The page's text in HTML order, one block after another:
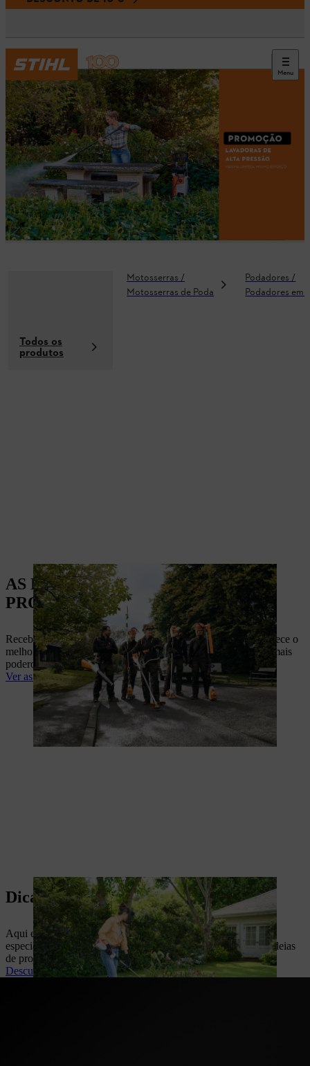
Menu
Todos os
produtos
Motosserras /
Motosserras de Poda
Podadores /
Podadores em
AS NOSSAS SOLUÇÕES PARA
PROFISSIONAIS
Receba o conhecimento dos nossos especialistas - Porque merece o
melhor aconselhamento e serviço na escolha das ferramentas mais
poderosas para cada tarefa.
Ver as nossas soluções profissionais
Dicas sobre jardim e ferramentas
Aqui encontrará dicas úteis de aplicação, recomendações de
especialistas sobre todos as vertentes do cuidado do jardim e ideias
de projetos criativos.
Descubra agora dicas e projetos de bricolage